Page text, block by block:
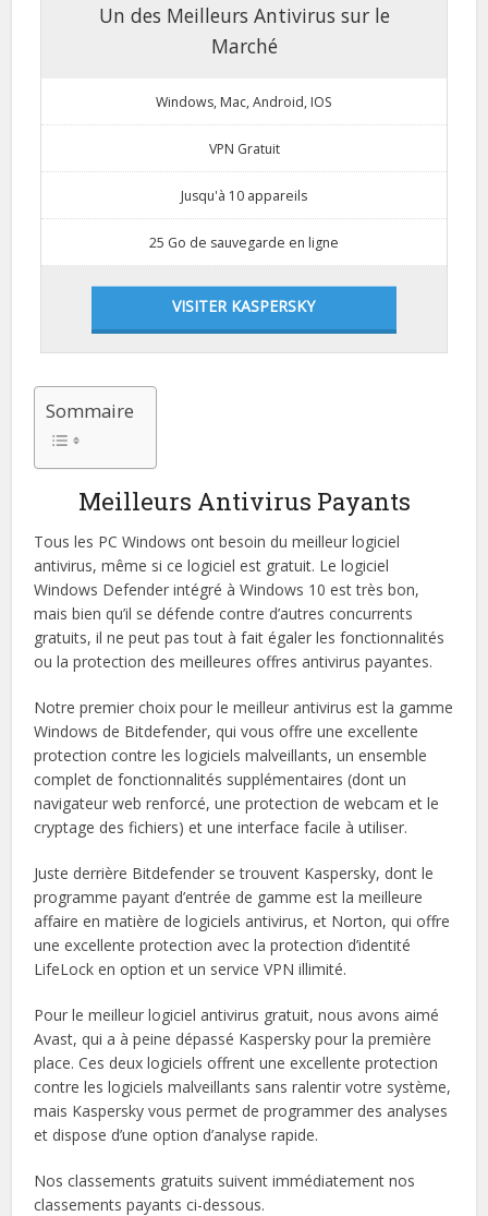
Un des Meilleurs Antivirus sur le
Marché
Windows, Mac, Android, IOS
VPN Gratuit
Jusqu'à 10 appareils
25 Go de sauvegarde en ligne
VISITER KASPERSKY
Sommaire
Meilleurs Antivirus Payants
Tous les PC Windows ont besoin du meilleur logiciel
antivirus, même si ce logiciel est gratuit. Le logiciel
Windows Defender intégré à Windows 10 est très bon,
mais bien qu’il se défende contre d’autres concurrents
gratuits, il ne peut pas tout à fait égaler les fonctionnalités
ou la protection des meilleures offres antivirus payantes.
Notre premier choix pour le meilleur antivirus est la gamme
Windows de Bitdefender, qui vous offre une excellente
protection contre les logiciels malveillants, un ensemble
complet de fonctionnalités supplémentaires (dont un
navigateur web renforcé, une protection de webcam et le
cryptage des fichiers) et une interface facile à utiliser.
Juste derrière Bitdefender se trouvent Kaspersky, dont le
programme payant d’entrée de gamme est la meilleure
affaire en matière de logiciels antivirus, et Norton, qui offre
une excellente protection avec la protection d’identité
LifeLock en option et un service VPN illimité.
Pour le meilleur logiciel antivirus gratuit, nous avons aimé
Avast, qui a à peine dépassé Kaspersky pour la première
place. Ces deux logiciels offrent une excellente protection
contre les logiciels malveillants sans ralentir votre système,
mais Kaspersky vous permet de programmer des analyses
et dispose d’une option d’analyse rapide.
Nos classements gratuits suivent immédiatement nos
classements payants ci-dessous.